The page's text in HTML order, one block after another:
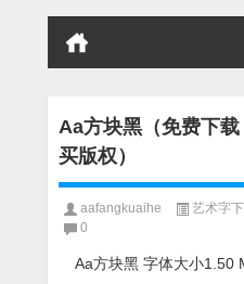
Aa方块黑（免费下
买版权）
aafangkuaihe 艺术字
0
Aa方块黑 字体大小1.50